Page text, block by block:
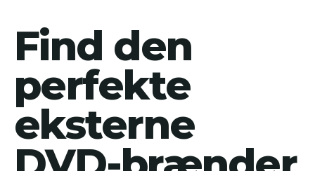
Find den
perfekte
eksterne